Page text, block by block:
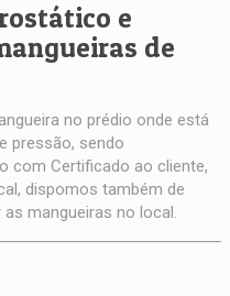
e
de
no prédio onde está
pressão, sendo
com Certificado ao cliente,
dispomos também de
mangueiras no local.